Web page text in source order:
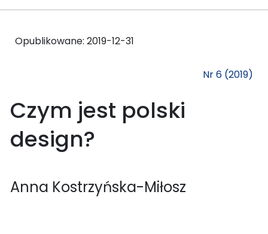
Opublikowane: 2019-12-31
Nr 6 (2019)
Czym jest polski
design?
Anna Kostrzyńska-Miłosz